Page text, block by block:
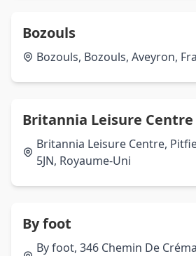
Bozouls
Bozouls, Bozouls, Aveyron,
Britannia Leisure Centre
Britannia Leisure Centre,
5JN, Royaume-Uni
By foot
By foot, 346 Chemin De